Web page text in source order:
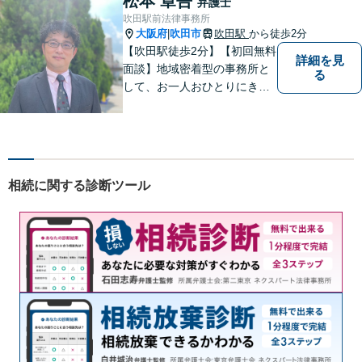
吹田駅前法律事務所
大阪府 吹田市 吹田駅 から徒歩2分
【吹田駅徒歩2分】【初回無料
面談】地域密着型の事務所と
して、お一人おひとりにきめ
ごとに対応！まずは無料相談
室対応】
詳細を見
る
相続に関する診断ツール